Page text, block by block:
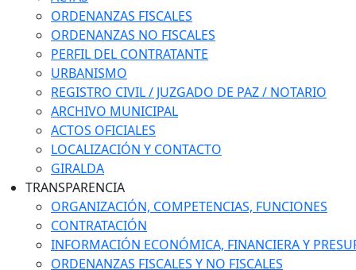
ORDENANZAS FISCALES
ORDENANZAS NO FISCALES
PERFIL DEL CONTRATANTE
URBANISMO
REGISTRO CIVIL / JUZGADO DE PAZ / NOTARIO
ARCHIVO MUNICIPAL
ACTOS OFICIALES
LOCALIZACIÓN Y CONTACTO
GIRALDA
TRANSPARENCIA
ORGANIZACIÓN, COMPETENCIAS, FUNCIONES
CONTRATACIÓN
INFORMACIÓN ECONÓMICA, FINANCIERA Y
ORDENANZAS FISCALES Y NO FISCALES